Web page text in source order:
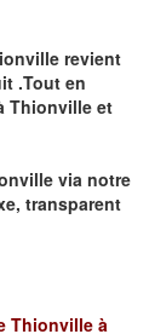
revient
.Tout en
Thionville et
via notre
transparent
Thionville à